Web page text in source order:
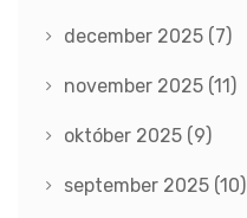
december 2025 (7)
november 2025 (11)
október 2025 (9)
september 2025 (10)